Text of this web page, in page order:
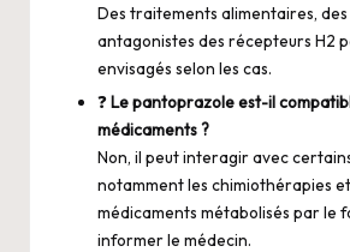
Des traitements alimentaires,
antagonistes des récepteurs H2
envisagés selon les cas.
❓Le pantoprazole est-il
médicaments ?
Non, il peut interagir avec
notamment les chimiothérapies
médicaments métabolisés par le
informer le médecin.